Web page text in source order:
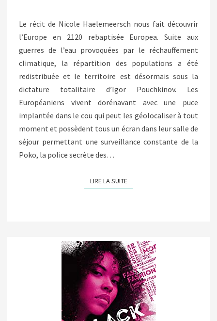
Le récit de Nicole Haelemeersch nous fait découvrir
l’Europe en 2120 rebaptisée Europea. Suite aux
guerres de l’eau provoquées par le réchauffement
climatique, la répartition des populations a été
redistribuée et le territoire est désormais sous la
dictature totalitaire d’Igor Pouchkinov. Les
Européaniens vivent dorénavant avec une puce
implantée dans le cou qui peut les géolocaliser à tout
moment et possèdent tous un écran dans leur salle de
séjour permettant une surveillance constante de la
Poko, la police secrète des…
LIRE LA SUITELIRE LA SUITE